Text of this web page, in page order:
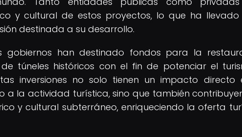
y cultural de estos proyectos, lo que ha
destinada a su desarrollo.
gobiernos han destinado fondos para la
túneles históricos con el fin de potenciar el
inversiones no solo tienen un impacto directo
a la actividad turística, sino que también
y cultural subterráneo, enriqueciendo la oferta